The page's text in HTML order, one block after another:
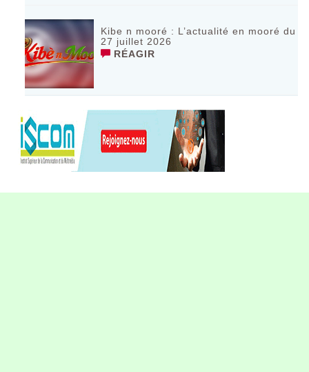
Kibe n mooré : L’actualité en mooré du
27 juillet 2026
RÉAGIR